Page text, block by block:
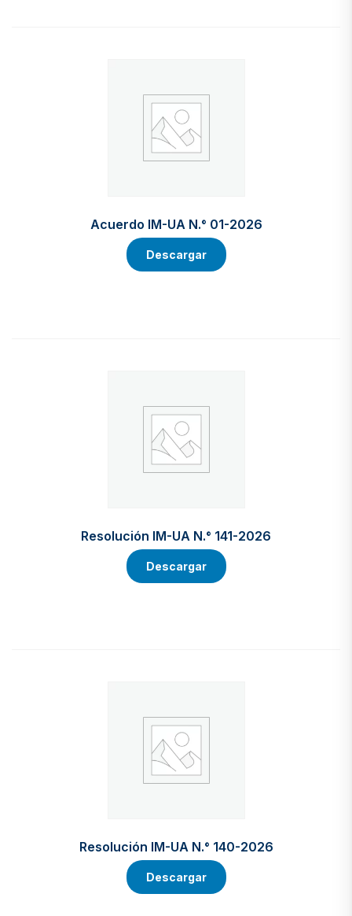
Acuerdo IM-UA N.° 01-2026
Descargar
Resolución IM-UA N.° 141-2026
Descargar
Resolución IM-UA N.° 140-2026
Descargar